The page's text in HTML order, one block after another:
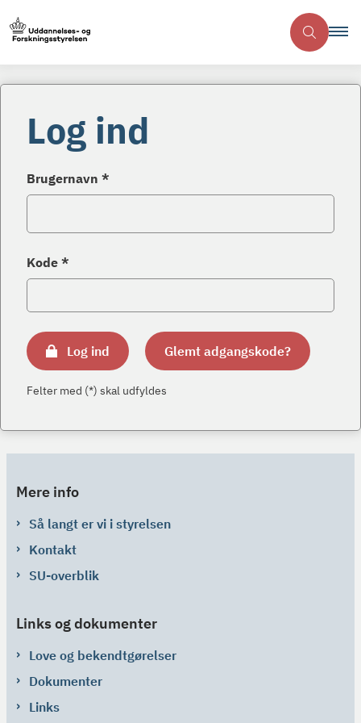
Log ind
Brugernavn *
Kode *
Log ind Glemt adgangskode?
Felter med (*) skal udfyldes
Mere info
Så langt er vi i styrelsen
Kontakt
SU-overblik
Links og dokumenter
Love og bekendtgørelser
Dokumenter
Links